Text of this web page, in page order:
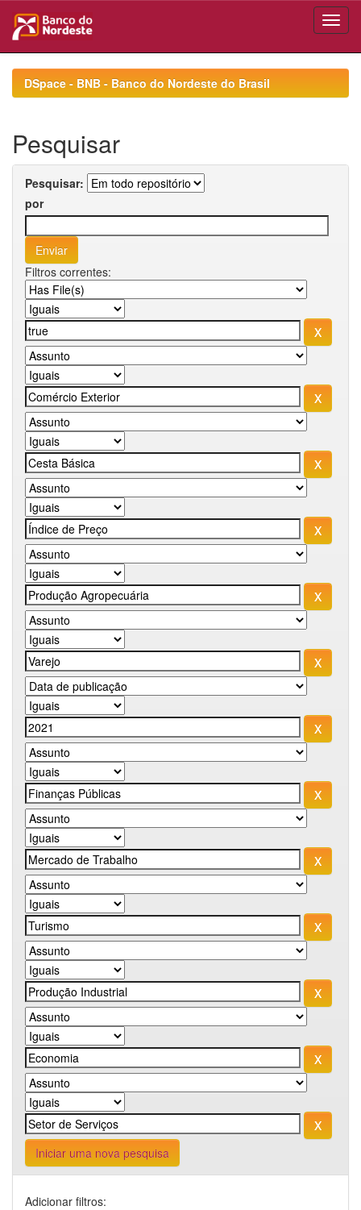
navigationDSpace - BNB - Banco do Nordeste do Brasil
Pesquisar
Pesquisar:
por
Filtros correntes:
Iniciar uma nova pesquisa
Adicionar filtros: